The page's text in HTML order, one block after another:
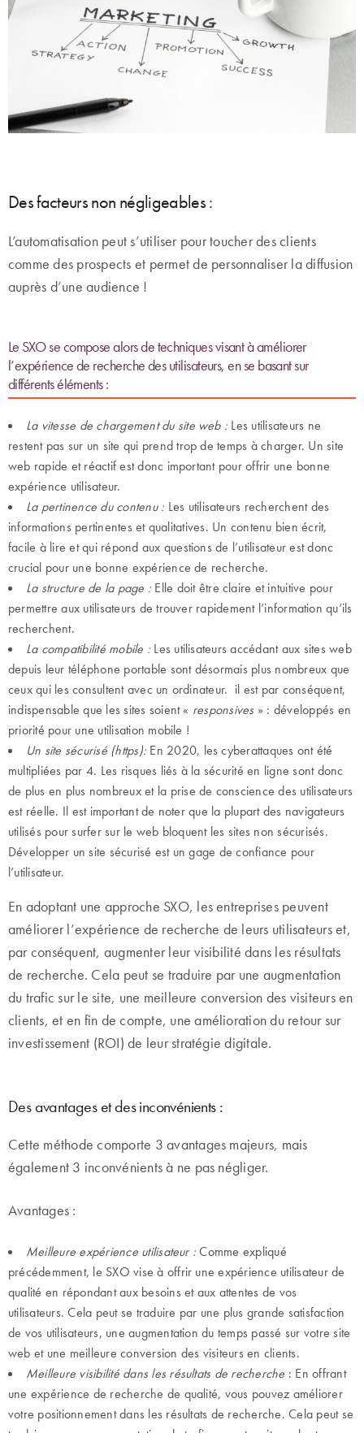
Des facteurs non négligeables :
L’automatisation peut s’utiliser pour toucher des clients
comme des prospects et permet de personnaliser la diffusion
auprès d’une audience !
Le SXO se compose alors de techniques visant à améliorer
l’expérience de recherche des utilisateurs, en se basant sur
différents éléments :
La vitesse de chargement du site web : Les utilisateurs ne
restent pas sur un site qui prend trop de temps à charger. Un site
web rapide et réactif est donc important pour offrir une bonne
expérience utilisateur.
La pertinence du contenu : Les utilisateurs recherchent des
informations pertinentes et qualitatives. Un contenu bien écrit,
facile à lire et qui répond aux questions de l’utilisateur est donc
crucial pour une bonne expérience de recherche.
La structure de la page : Elle doit être claire et intuitive pour
permettre aux utilisateurs de trouver rapidement l’information qu’ils
recherchent.
La compatibilité mobile : Les utilisateurs accédant aux sites web
depuis leur téléphone portable sont désormais plus nombreux que
ceux qui les consultent avec un ordinateur. il est par conséquent,
indispensable que les sites soient « responsives » : développés en
priorité pour une utilisation mobile !
Un site sécurisé (https): En 2020, les cyberattaques ont été
multipliées par 4. Les risques liés à la sécurité en ligne sont donc
de plus en plus nombreux et la prise de conscience des utilisateurs
est réelle. Il est important de noter que la plupart des navigateurs
utilisés pour surfer sur le web bloquent les sites non sécurisés.
Développer un site sécurisé est un gage de confiance pour
l’utilisateur.
En adoptant une approche SXO, les entreprises peuvent
améliorer l’expérience de recherche de leurs utilisateurs et,
par conséquent, augmenter leur visibilité dans les résultats
de recherche. Cela peut se traduire par une augmentation
du trafic sur le site, une meilleure conversion des visiteurs en
clients, et en fin de compte, une amélioration du retour sur
investissement (ROI) de leur stratégie digitale.
Des avantages et des inconvénients :
Cette méthode comporte 3 avantages majeurs, mais
également 3 inconvénients à ne pas négliger.
Avantages :
Meilleure expérience utilisateur :Comme expliqué
précédemment, le SXO vise à offrir une expérience utilisateur de
qualité en répondant aux besoins et aux attentes de vos
utilisateurs. Cela peut se traduire par une plus grande satisfaction
de vos utilisateurs, une augmentation du temps passé sur votre site
web et une meilleure conversion des visiteurs en clients.
Meilleure visibilité dans les résultats de recherche : En offrant
une expérience de recherche de qualité, vous pouvez améliorer
votre positionnement dans les résultats de recherche. Cela peut se